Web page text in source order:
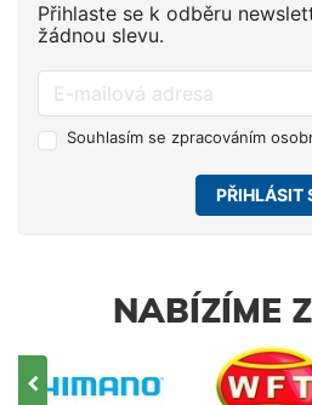
Přihlaste se k odběru
žádnou slevu.
Souhlasím se zpracováním
PŘIHLÁSIT
NABÍZÍME